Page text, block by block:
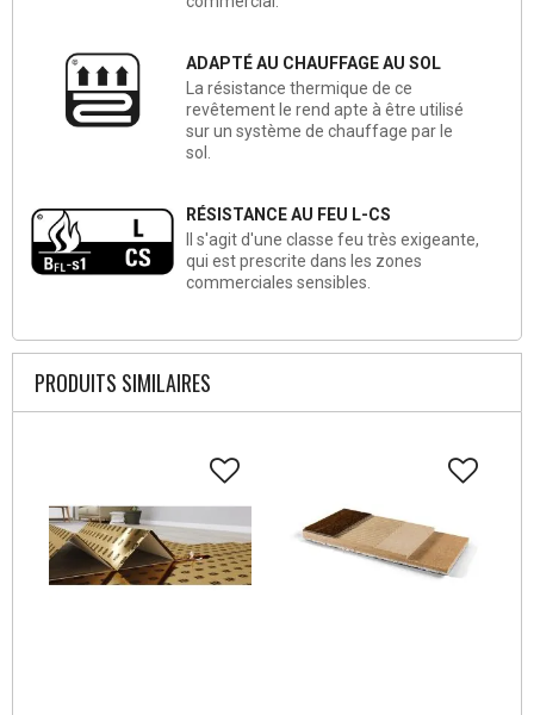
ADAPTÉ AU CHAUFFAGE AU SOL
La résistance thermique de ce
revêtement le rend apte à être utilisé
sur un système de chauffage par le
sol.
RÉSISTANCE AU FEU L-CS
Il s'agit d'une classe feu très exigeante,
qui est prescrite dans les zones
commerciales sensibles.
PRODUITS SIMILAIRES